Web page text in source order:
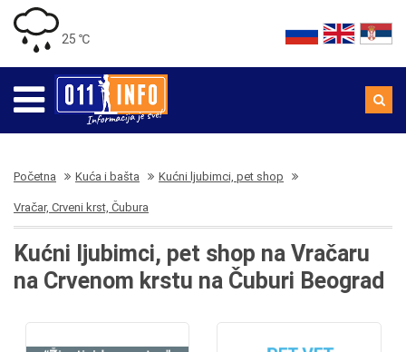
25 ℃
Početna Kuća i bašta Kućni ljubimci, pet shop
Vračar, Crveni krst, Čubura
Kućni ljubimci, pet shop na Vračaru
na Crvenom krstu na Čuburi Beograd